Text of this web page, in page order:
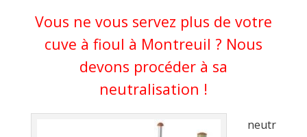
Vous ne vous servez plus de votre
cuve à fioul à Montreuil ? Nous
devons procéder à sa
neutralisation !
neutr